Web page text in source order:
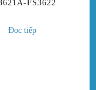
FS3622
Đọc tiếp